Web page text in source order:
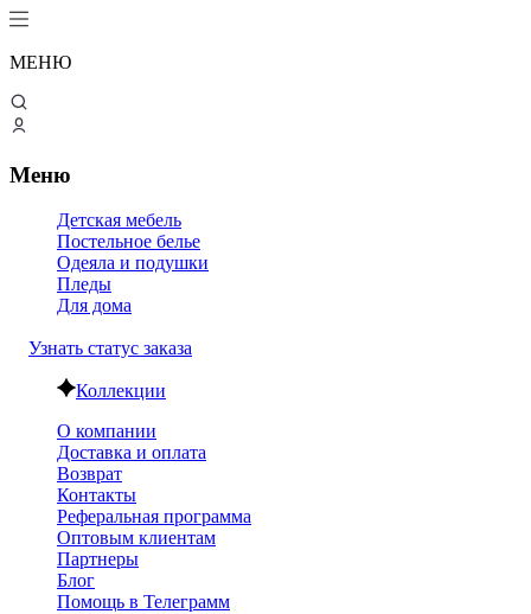
МЕНЮ
Меню
Детская мебель
Постельное белье
Одеяла и подушки
Пледы
Для дома
Узнать статус заказа
Коллекции
О компании
Доставка и оплата
Возврат
Контакты
Реферальная программа
Оптовым клиентам
Партнеры
Блог
Помощь в Телеграмм